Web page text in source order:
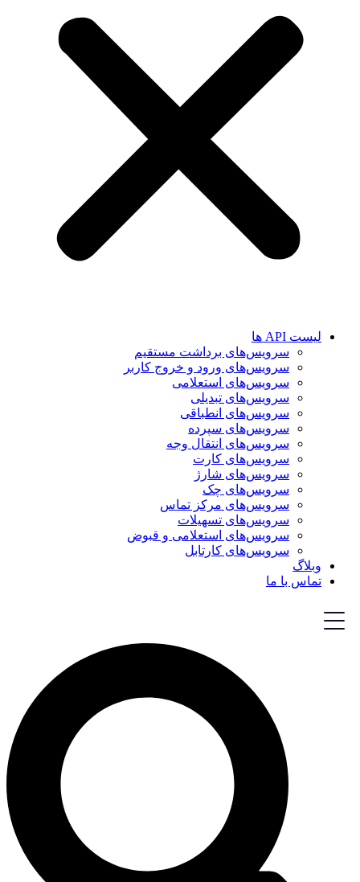
لیست API ها
سرویس‌های برداشت مستقیم
سرویس‌های ورود و خروج کاربر
سرویس‌های استعلامی
سرویس‌های تبدیلی
سرویس‌های انطباقی
سرویس‌های سپرده
سرویس‌های انتقال وجه
سرویس‌های کارت
سرویس‌های شارژ
سرویس‌های چک
سرویس‌های مرکز تماس
سرویس‌های تسهیلات
سرویس‌های استعلامی و قبوض
سرویس‌های کارتابل
وبلاگ
تماس با ما